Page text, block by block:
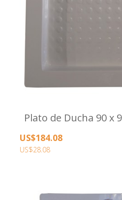
Plato de Ducha 90 x
US$184.08
US$28.08